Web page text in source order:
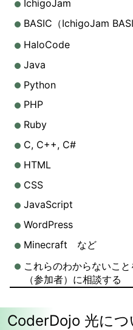
IchigoJam
BASIC（IchigoJam
HaloCode
Java
Python
PHP
Ruby
C, C++, C#
HTML
CSS
JavaScript
WordPress
Minecraft など
これらのわからないこ
（参加者）に相談する
CoderDojo 光につ